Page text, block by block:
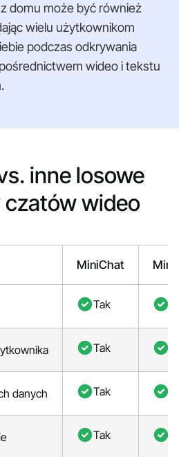
domu może być również
wielu użytkownikom
podczas odkrywania
wideo i tekstu
inne losowe
wideo
MiniChat
Tak
Tak
danych Tak
Tak